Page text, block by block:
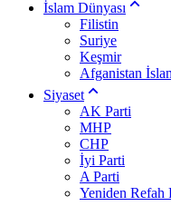
İslam Dünyası
Filistin
Suriye
Keşmir
Afganistan
Siyaset
AK Parti
MHP
CHP
İyi Parti
A Parti
Yeniden Refah